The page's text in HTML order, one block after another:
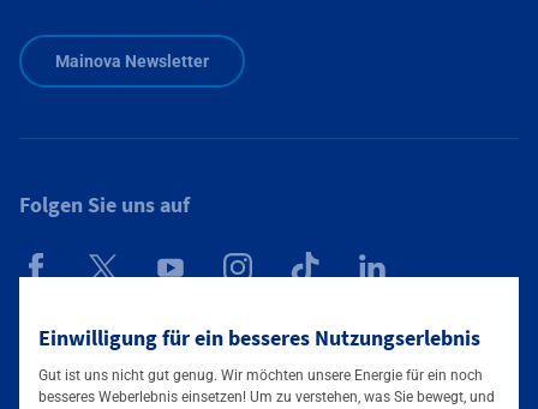
Einwilligung für ein besseres Nutzungserlebnis
Gut ist uns nicht gut genug. Wir möchten unsere Energie für ein noch
besseres Weberlebnis einsetzen! Um zu verstehen, was Sie bewegt, und
Mainova Newsletter
Folgen Sie uns auf
Mainova App